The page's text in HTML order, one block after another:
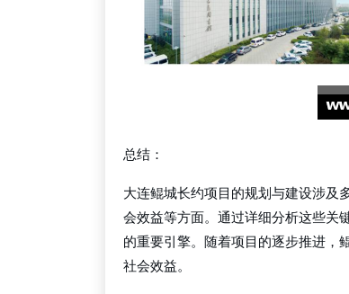
总结：
大连鲲城长约项目的规划与建设涉及
会效益等方面。通过详细分析这些关
的重要引擎。随着项目的逐步推进，
社会效益。